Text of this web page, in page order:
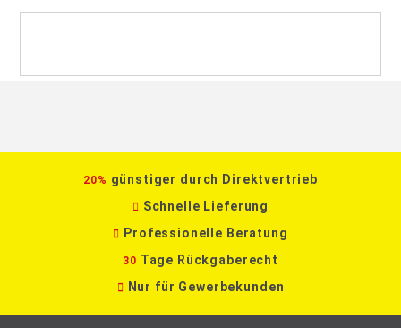
20% günstiger durch Direktvertrieb
Schnelle Lieferung
Professionelle Beratung
30 Tage Rückgaberecht
Nur für Gewerbekunden